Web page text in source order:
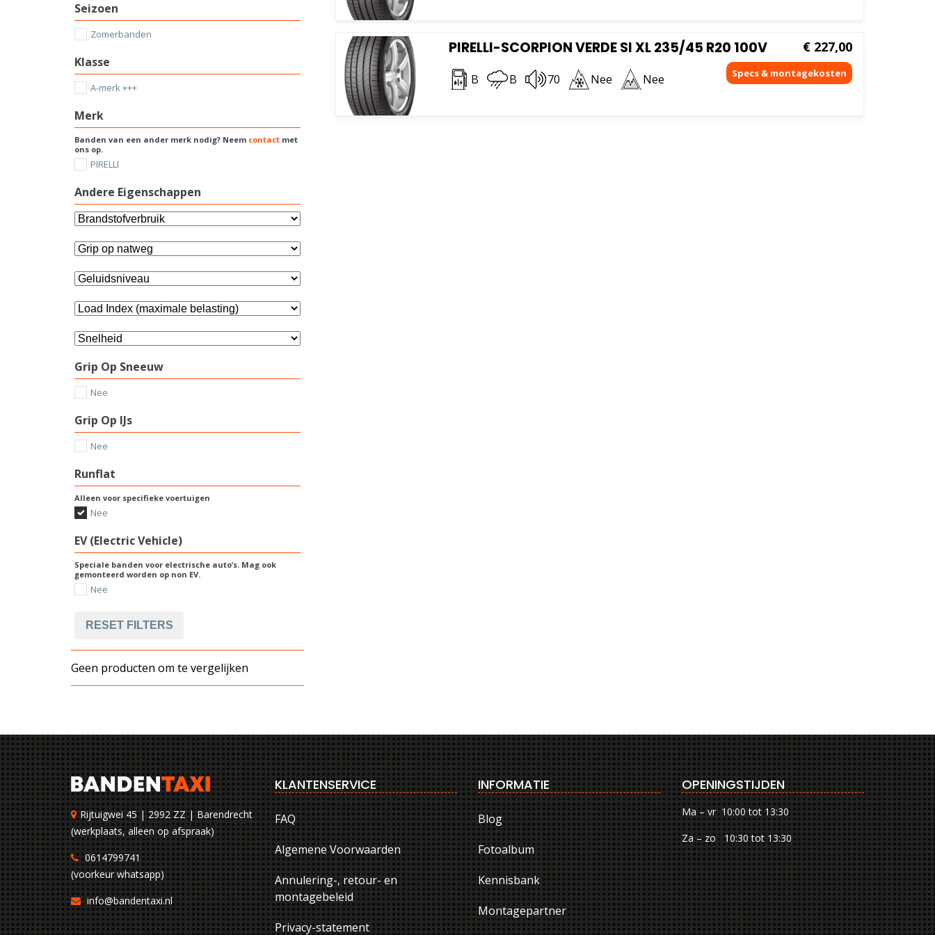
PIRELLI-SCORPION VERDE SI XL 235/45 R20 100V
B B 70 Nee Nee
€ 227,00
Seizoen
Zomerbanden
Klasse
A-merk +++
Merk
Banden van een ander merk nodig? Neem contact met
ons op.
PIRELLI
Andere Eigenschappen
Grip Op Sneeuw
Nee
Grip Op IJs
Nee
Runflat
Alleen voor specifieke voertuigen
Nee
EV (Electric Vehicle)
Speciale banden voor electrische auto’s. Mag ook
gemonteerd worden op non EV.
Nee
RESET FILTERS
Geen producten om te vergelijken
Rijtuigwei 45 | 2992 ZZ | Barendrecht
(werkplaats, alleen op afspraak)
0614799741
(voorkeur whatsapp)
info@bandentaxi.nl
KLANTENSERVICE
FAQ
Algemene Voorwaarden
Annulering-, retour- en
montagebeleid
Privacy-statement
INFORMATIE
Blog
Fotoalbum
Kennisbank
Montagepartner
OPENINGSTIJDEN
Ma – vr 10:00 tot 13:30
Za – zo 10:30 tot 13:30